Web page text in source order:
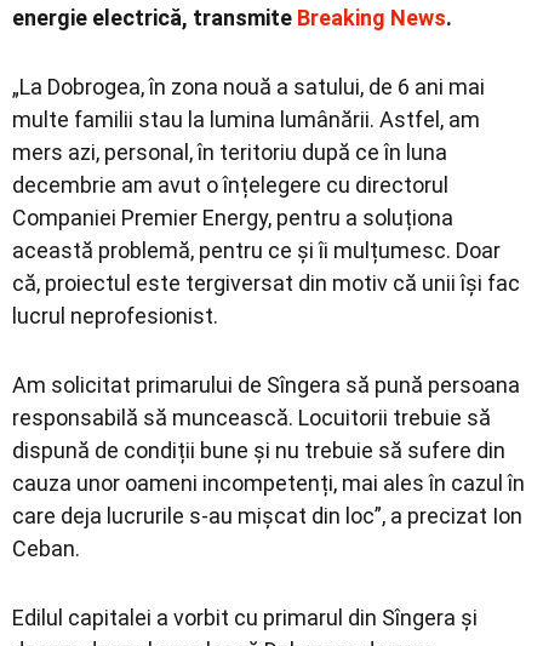
energie electrică, transmite Breaking News.
„La Dobrogea, în zona nouă a satului, de 6 ani mai
multe familii stau la lumina lumânării. Astfel, am
mers azi, personal, în teritoriu după ce în luna
decembrie am avut o înțelegere cu directorul
Companiei Premier Energy, pentru a soluționa
această problemă, pentru ce și îi mulțumesc. Doar
că, proiectul este tergiversat din motiv că unii își fac
lucrul neprofesionist.
Am solicitat primarului de Sîngera să pună persoana
responsabilă să muncească. Locuitorii trebuie să
dispună de condiții bune și nu trebuie să sufere din
cauza unor oameni incompetenți, mai ales în cazul în
care deja lucrurile s-au mișcat din loc”, a precizat Ion
Ceban.
Edilul capitalei a vorbit cu primarul din Sîngera și